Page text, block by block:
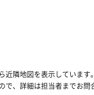
近隣地図を表示しています
で、詳細は担当者までお問